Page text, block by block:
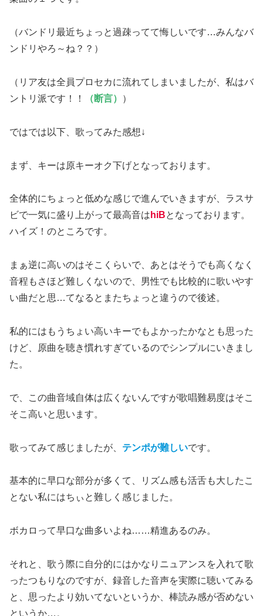
（バンドリ最近ちょっと過疎ってて悔しいです…みんなバ
ンドリやろ～ね？？）
（リア友は全員プロセカに流れてしまいましたが、私はバ
ントリ派です！！
（断言） ）
ではでは以下、歌ってみた感想↓
まず、キーは原キーオク下げとなっております。
全体的にちょっと低めな感じで進んでいきますが、ラスサ
ビで一気に盛り上がって最高音は hiBとなっております。
ハイズ！のところです。
まぁ逆に高いのはそこくらいで、あとはそうでも高くなく
音程もさほど難しくないので、男性でも比較的に歌いやす
い曲だと思…てなるとまたちょっと違うので後述。
私的にはもうちょい高いキーでもよかったかなとも思った
けど、原曲を聴き慣れすぎているのでシンプルにいきまし
た。
で、この曲音域自体は広くないんですが歌唱難易度はそこ
そこ高いと思います。
歌ってみて感じましたが、 テンポが難しいです。
基本的に早口な部分が多くて、リズム感も活舌も大したこ
とない私にはちぃと難しく感じました。
ボカロって早口な曲多いよね……精進あるのみ。
それと、歌う際に自分的にはかなりニュアンスを入れて歌
ったつもりなのですが、録音した音声を実際に聴いてみる
と、思ったより効いてないというか、棒読み感が否めない
というか…。